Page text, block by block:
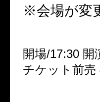
※会場が変
開場/17:30 開
チケット前売